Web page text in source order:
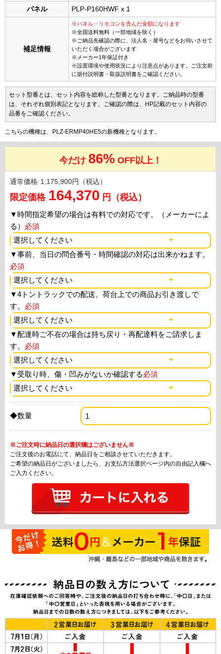
パネル PLP-P160HWF x 1
補足情報
※パネル・リモコンを含んだ金額になります
※全国送料無料（一部地域を除く）
※ご納品先確認の際に、法人名・屋号などをお伺いさせて
いただく場合がございます
※メーカー1年保証付き
※設置環境や使用状況により注意点があります。ご注文前
に据付説明書・取扱説明書をご確認ください。
セット型番とは、セット内容を総称した型番となります。ご納品時の型番
は、それぞれ個別表記となります。ご確認の際は、HP記載のセット内容の
品番をご確認ください。
こちらの機種は、PLZ-ERMP40HE5の新機種となります。
今だけ 86% OFF以上！
通常価格 1,175,900円（税込）
限定価格 164,370 円（税込）
▼時間指定希望の場合は有料での対応です。（メーカーによ
る） 必須
▼事前、当日の問合番号・時間確認の対応は出来かねます。
必須
▼4トントラックでの配送、荷台上での商品お引き渡しで
す。 必須
▼配達時ご不在の場合は持ち戻り・再配達料をご請求しま
す。 必須
▼ 受取り時、傷・凹みがないか確認する必須
◆数量
※ご注文時に納品日の選択欄はございません※
ご注文後のお電話にて、納品日をご相談させていただきます。
ご希望の納品日がございましたら、お支払方法選択ページ内の自由記入欄へ
ご入力ください。